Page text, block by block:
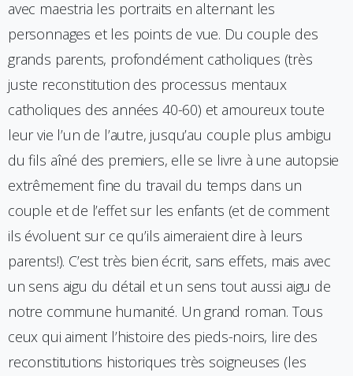
avec maestria les portraits en alternant les
personnages et les points de vue. Du couple des
grands parents, profondément catholiques (très
juste reconstitution des processus mentaux
catholiques des années 40-60) et amoureux toute
leur vie l’un de l’autre, jusqu’au couple plus ambigu
du fils aîné des premiers, elle se livre à une autopsie
extrêmement fine du travail du temps dans un
couple et de l’effet sur les enfants (et de comment
ils évoluent sur ce qu’ils aimeraient dire à leurs
parents!). C’est très bien écrit, sans effets, mais avec
un sens aigu du détail et un sens tout aussi aigu de
notre commune humanité. Un grand roman. Tous
ceux qui aiment l’histoire des pieds-noirs, lire des
reconstitutions historiques très soigneuses (les